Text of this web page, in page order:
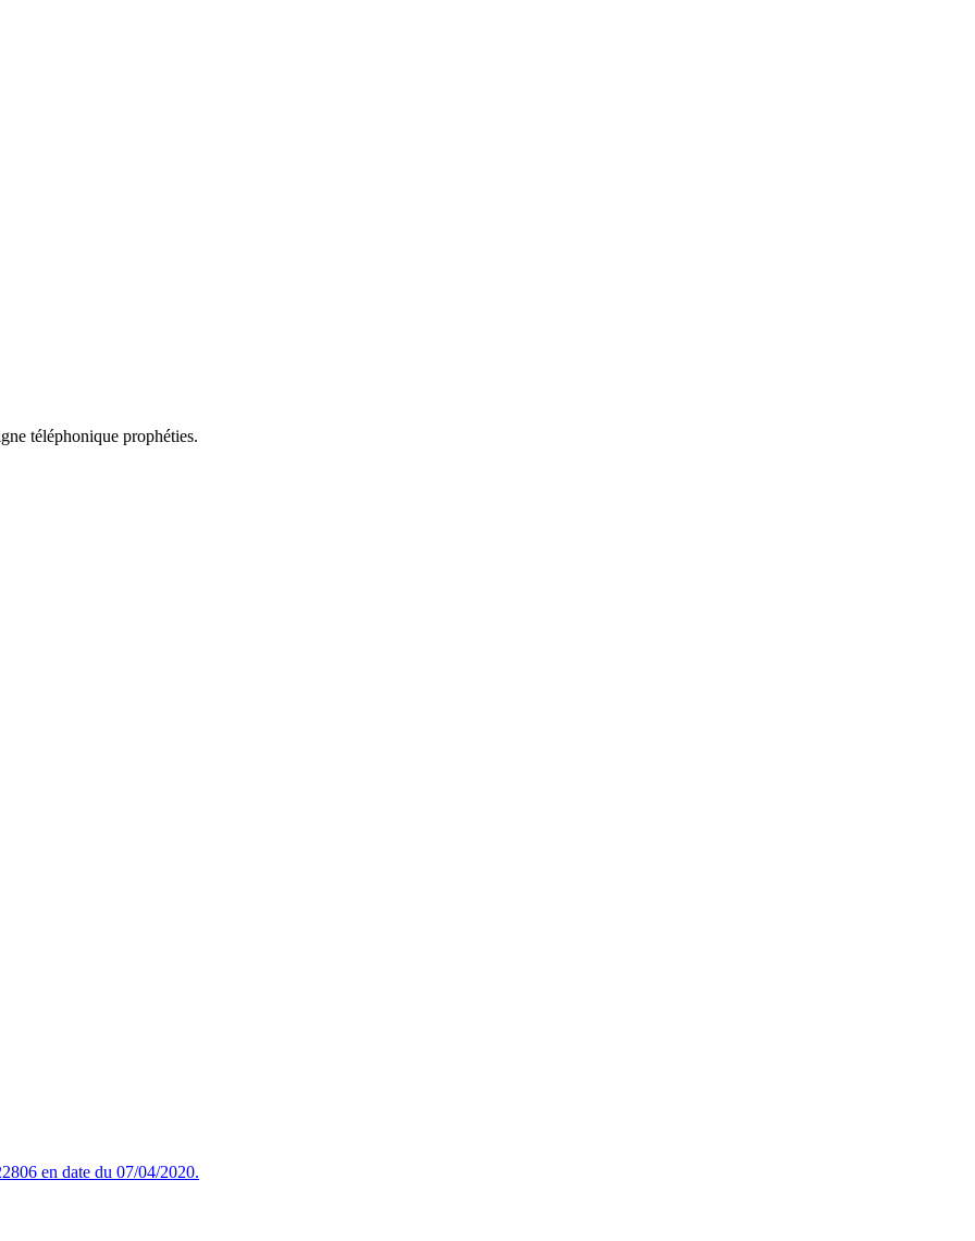
téléphonique prophéties.
en date du 07/04/2020.